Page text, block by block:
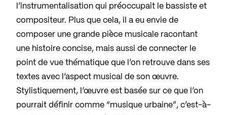
l’instrumentalisation qui préoccupait le bassiste et
compositeur. Plus que cela, il a eu envie de
composer une grande pièce musicale racontant
une histoire concise, mais aussi de connecter le
point de vue thématique que l’on retrouve dans ses
textes avec l’aspect musical de son œuvre.
Stylistiquement, l’œuvre est basée sur ce que l’on
pourrait définir comme “musique urbaine”, c’est-à-